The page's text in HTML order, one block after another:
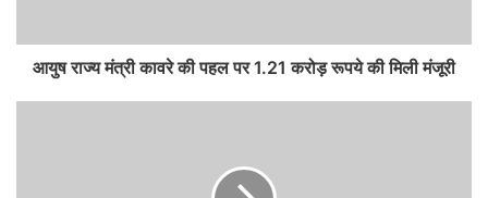
आयुष राज्य मंत्री कावरे की पहल पर 1.21 करोड़ रूपये की मिली मंजूरी